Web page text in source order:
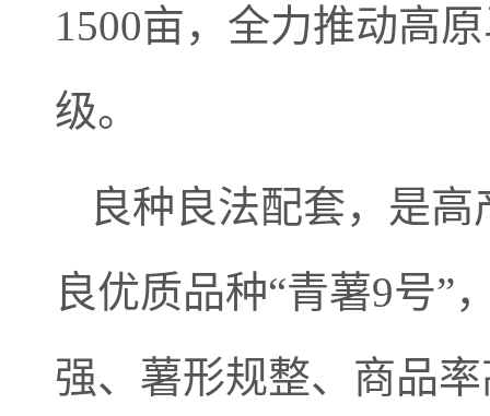
1500亩，全力推动高
级。
良种良法配套，是
良优质品种“青薯9号”
强、薯形规整、商品